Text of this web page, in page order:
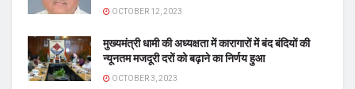
OCTOBER 12, 2023
मुख्यमंत्री धामी की अध्यक्षता में कारागारों में बंद बंदियों की
न्यूनतम मजदूरी दरों को बढ़ाने का निर्णय हुआ
OCTOBER 3, 2023